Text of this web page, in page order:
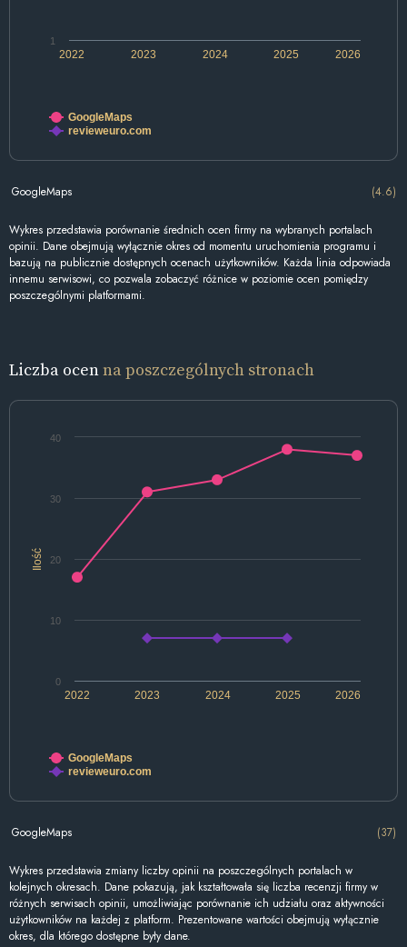
2022 2024 2026
2023 2025
1
GoogleMaps
revieweuro.com
GoogleMaps (4.6)
Wykres przedstawia porównanie średnich ocen firmy na wybranych portalach
opinii. Dane obejmują wyłącznie okres od momentu uruchomienia programu i
bazują na publicznie dostępnych ocenach użytkowników. Każda linia odpowiada
innemu serwisowi, co pozwala zobaczyć różnice w poziomie ocen pomiędzy
poszczególnymi platformami.
Liczba ocenna poszczególnych stronach
Ilość
2022 2024 2026
2023 2025
10
20
30
40
0
GoogleMaps
revieweuro.com
GoogleMaps (37)
Wykres przedstawia zmiany liczby opinii na poszczególnych portalach w
kolejnych okresach. Dane pokazują, jak kształtowała się liczba recenzji firmy w
różnych serwisach opinii, umożliwiając porównanie ich udziału oraz aktywności
użytkowników na każdej z platform. Prezentowane wartości obejmują wyłącznie
okres, dla którego dostępne były dane.